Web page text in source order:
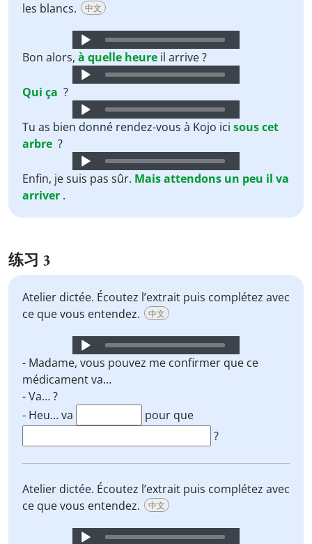
les blancs.
中文
Player
Bon alors, à quelle heure il arrive ?
Player
Qui ça ?
Player
Tu as bien donné rendez-vous à Kojo ici souscet
arbre ?
Player
Enfin, je suis pas sûr. Maisattendons un peu il va
arriver .
练习 3
Atelier dictée. Écoutez l’extrait puis complétez avec
ce que vous entendez.
中文
Audio
Player
- Madame, vous pouvez me confirmer que ce
médicament va…
- Va… ?
- Heu… va
pour que
?
Atelier dictée. Écoutez l’extrait puis complétez avec
ce que vous entendez.
中文
Audio